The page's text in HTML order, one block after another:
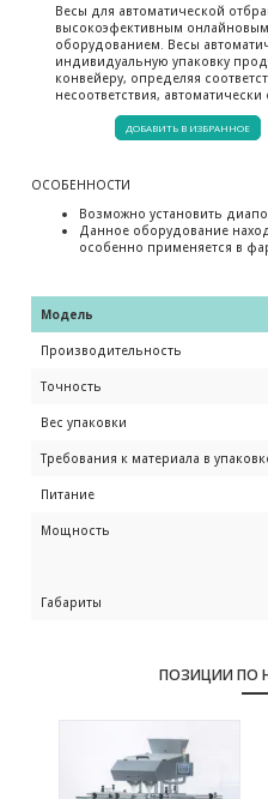
Весы для автоматической
высокоэфективным
оборудованием. Весы
индивидуальную упаковку
конвейеру, определяя
несоответствия,
ДОБАВИТЬ В ИЗБРАННОЕ
ОСОБЕННОСТИ
Возможно установить
Данное оборудование
особенно применяется в
Модель
Производительность
Точность
Вес упаковки
Требования к материала в
Питание
Мощность
Габариты
ПОЗИЦИИ ПО